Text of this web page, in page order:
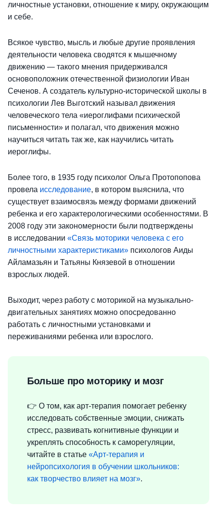
личностные установки, отношение к миру, окружающим
и себе.
Всякое чувство, мысль и любые другие проявления
деятельности человека сводятся к мышечному
движению — такого мнения придерживался
основоположник отечественной физиологии Иван
Сеченов. А создатель культурно-исторической школы в
психологии Лев Выготский называл движения
человеческого тела «иероглифами психической
письменности» и полагал, что движения можно
научиться читать так же, как научились читать
иероглифы.
Более того, в 1935 году психолог Ольга Протопопова
провела исследование, в котором выяснила, что
существует взаимосвязь между формами движений
ребенка и его характерологическими особенностями. В
2008 году эти закономерности были подтверждены
в исследовании «Связь моторики человека с его
личностными характеристиками» психологов Аиды
Айламазьян и Татьяны Князевой в отношении
взрослых людей.
Выходит, через работу с моторикой на музыкально-
двигательных занятиях можно опосредованно
работать с личностными установками и
переживаниями ребенка или взрослого.
Больше про моторику и мозг
👉 О том, как арт-терапия помогает ребенку
исследовать собственные эмоции, снижать
стресс, развивать когнитивные функции и
укреплять способность к саморегуляции,
читайте в статье «Арт-терапия и
нейропсихология в обучении школьников:
как творчество влияет на мозг».